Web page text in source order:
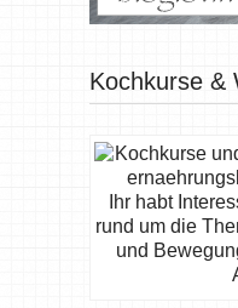
Kochkurse &
Ihr habt
rund um die
und